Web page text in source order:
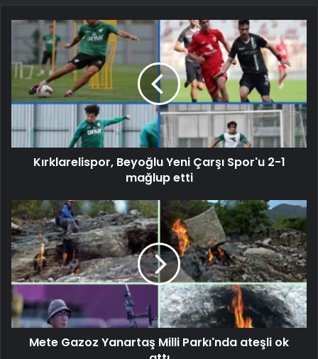
Kırklarelispor, Beyoğlu Yeni Çarşı Spor'u 2-1
mağlup etti
Mete Gazoz Yanartaş Milli Parkı'nda ateşli ok